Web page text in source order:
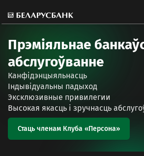
Прэміяльнае
абслугоўванне
Канфідэнцыяльнасць
Індывідуальны падыход
Эксклюзивные привилегии
Высокая якасць і зручнасць
Стаць членам Клуба «Персона»